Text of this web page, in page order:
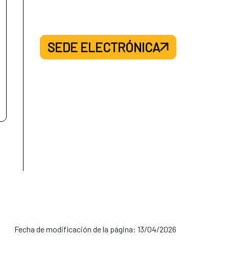
de agua y saneamiento con
recursos hídricos en Guatemala
SEDE ELECTRÓNICA
Fecha de modificación de la página: 13/04/2026